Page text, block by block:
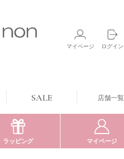
マイページ ログイン
SALE 店舗一覧
ラッピング マイページ